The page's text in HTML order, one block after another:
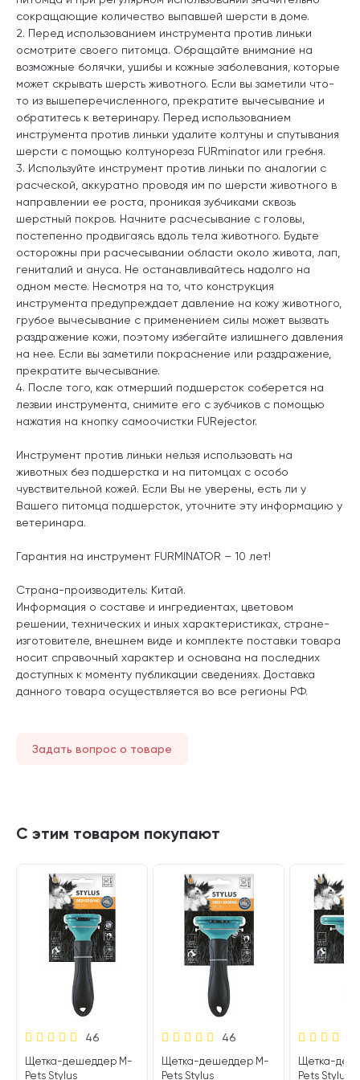
сокращающие количество выпавшей шерсти в доме.
2. Перед использованием инструмента против линьки
осмотрите своего питомца. Обращайте внимание на
возможные болячки, ушибы и кожные заболевания, которые
может скрывать шерсть животного. Если вы заметили что-
то из вышеперечисленного, прекратите вычесывание и
обратитесь к ветеринару. Перед использованием
инструмента против линьки удалите колтуны и спутывания
шерсти с помощью колтунореза FURminator или гребня.
3. Используйте инструмент против линьки по аналогии с
расческой, аккуратно проводя им по шерсти животного в
направлении ее роста, проникая зубчиками сквозь
шерстный покров. Начните расчесывание с головы,
постепенно продвигаясь вдоль тела животного. Будьте
осторожны при расчесывании области около живота, лап,
гениталий и ануса. Не останавливайтесь надолго на
одном месте. Несмотря на то, что конструкция
инструмента предупреждает давление на кожу животного,
грубое вычесывание с применением силы может вызвать
раздражение кожи, поэтому избегайте излишнего давления
на нее. Если вы заметили покраснение или раздражение,
прекратите вычесывание.
4. После того, как отмерший подшерсток соберется на
лезвии инструмента, снимите его с зубчиков с помощью
нажатия на кнопку самоочистки FURejector.
Инструмент против линьки нельзя использовать на
животных без подшерстка и на питомцах с особо
чувствительной кожей. Если Вы не уверены, есть ли у
Вашего питомца подшерсток, уточните эту информацию у
ветеринара.
Гарантия на инструмент FURMINATOR – 10 лет!
Страна-производитель: Китай.
Информация о составе и ингредиентах, цветовом
решении, технических и иных характеристиках, стране-
изготовителе, внешнем виде и комплекте поставки товара
носит справочный характер и основана на последних
доступных к моменту публикации сведениях. Доставка
данного товара осуществляется во все регионы РФ.
Задать вопрос о товаре
С этим товаром покупают
46
Щетка-дешеддер M-
Pets Stylus
46
Щетка-дешеддер M-
Pets Stylus
Щетка-
Pets Stylus